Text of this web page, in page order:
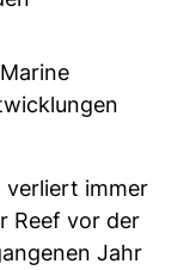
verliert immer
Reef vor der
Jahr